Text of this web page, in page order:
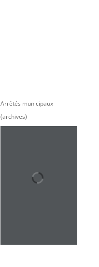
Arrêtés municipaux
(archives)